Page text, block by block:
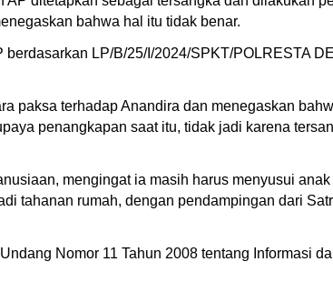
bahwa hal itu tidak benar.
LP/B/25/I/2024/SPKT/POLRESTA
paksa terhadap Anandira dan menegaskan
penangkapan saat itu, tidak jadi karena
mengingat ia masih harus menyusui
tahanan rumah, dengan pendampingan dari
Nomor 11 Tahun 2008 tentang Informasi